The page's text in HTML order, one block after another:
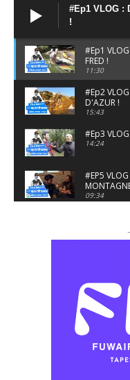
#Ep1 VLOG :
!
#Ep1 VLOG
FRED !
11:30
#Ep2
D'AZUR !
15:43
#Ep3 VLOG
14:24
#EP5 VLOG
09:34
#Ep8
BASSIN
09:04
#Ep9